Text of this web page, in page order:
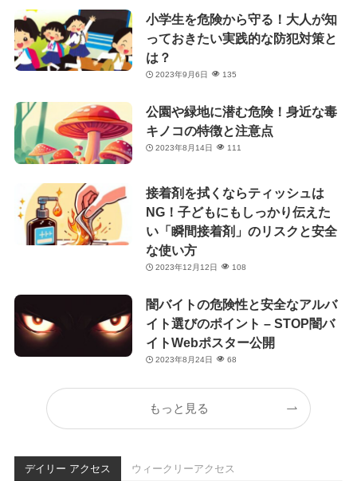
小学生を危険から守る！大人が知
っておきたい実践的な防犯対策と
は？
2023年9月6日 135
公園や緑地に潜む危険！身近な毒
キノコの特徴と注意点
2023年8月14日 111
接着剤を拭くならティッシュは
NG！子どもにもしっかり伝えた
い「瞬間接着剤」のリスクと安全
な使い方
2023年12月12日 108
闇バイトの危険性と安全なアルバ
イト選びのポイント – STOP闇バ
イトWebポスター公開
2023年8月24日 68
もっと見る
デイリー アクセス ウィークリーアクセス